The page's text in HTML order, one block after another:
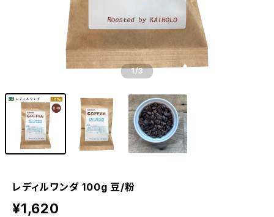
1/3
レディルワンダ 100g 豆/粉
¥1,620